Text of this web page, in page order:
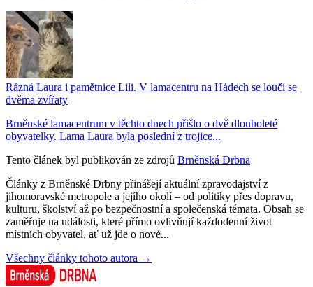
Rázná Laura i pamětnice Lili. V lamacentru na Hádech se loučí se
dvěma zvířaty
Brněnské lamacentrum v těchto dnech přišlo o dvě dlouholeté
obyvatelky. Lama Laura byla poslední z trojice...
Tento článek byl publikován ze zdrojů Brněnská Drbna
Články z Brněnské Drbny přinášejí aktuální zpravodajství z
jihomoravské metropole a jejího okolí – od politiky přes dopravu,
kulturu, školství až po bezpečnostní a společenská témata. Obsah se
zaměřuje na události, které přímo ovlivňují každodenní život
místních obyvatel, ať už jde o nové...
Všechny články tohoto autora →